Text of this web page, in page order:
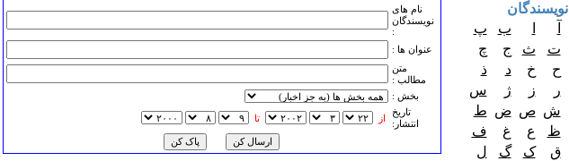
نام های
نویسندگان
:
عنوان ها :
متن
مطالب :
بخش :
تاريخ
انتشار:
از تا
نویسندگان
ب
پ
ت
ث ج
چ
ح
خ د
ذ
ر
ز ژ
س
ش ص ض ط
ظ
ع غ
ف
ق
ک گ
ل